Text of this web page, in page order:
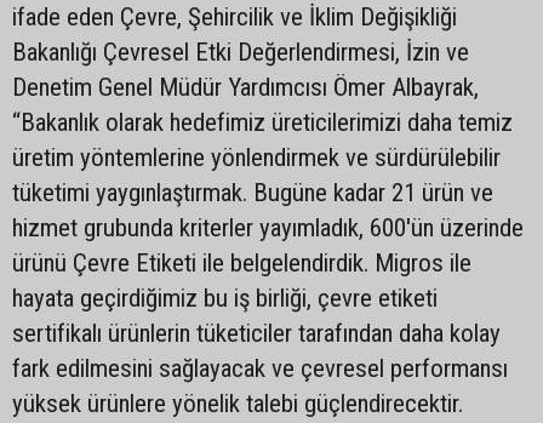
ifade eden Çevre, Şehircilik ve İklim Değişikliği
Bakanlığı Çevresel Etki Değerlendirmesi, İzin ve
Denetim Genel Müdür Yardımcısı Ömer Albayrak,
“Bakanlık olarak hedefimiz üreticilerimizi daha temiz
üretim yöntemlerine yönlendirmek ve sürdürülebilir
tüketimi yaygınlaştırmak. Bugüne kadar 21 ürün ve
hizmet grubunda kriterler yayımladık, 600'ün üzerinde
ürünü Çevre Etiketi ile belgelendirdik. Migros ile
hayata geçirdiğimiz bu iş birliği, çevre etiketi
sertifikalı ürünlerin tüketiciler tarafından daha kolay
fark edilmesini sağlayacak ve çevresel performansı
yüksek ürünlere yönelik talebi güçlendirecektir.